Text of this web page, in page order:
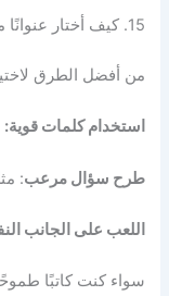
15. كيف أختار عنوانًا مشوقًا لقصة رعب؟
من أفضل الطرق
استخدام كلمات قوية:
طرح سؤال مرعب:
اللعب على الجانب
سواء كنت كاتبًا